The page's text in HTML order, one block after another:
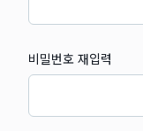
비밀번호 재입력